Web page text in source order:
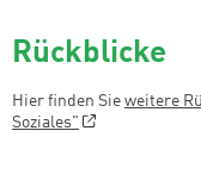
Rückblicke
Hier finden Sie weitere
Soziales"